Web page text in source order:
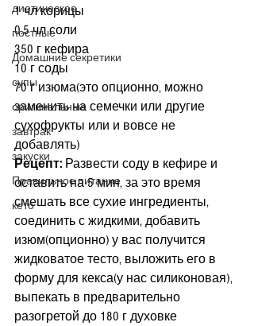
диетическое
постные
Домашние секретики
супы
оригинальные
завтрак
закуски
Правильное питание
кето
1 чл корицы
0.5 чл соли
350 г кефира
10 г соды
70 г изюма(это опционно, можно
заменить на семечки или другие
сухофрукты или и вовсе не
добавлять)
Рецепт: Развести соду в кефире и
оставить на 5 мин, за это время
смешать все сухие ингредиенты,
соединить с жидкими, добавить
изюм(опционно) у вас получится
жидковатое тесто, выложить его в
форму для кекса(у нас силиконовая),
выпекать в предварительно
разогретой до 180 г духовке